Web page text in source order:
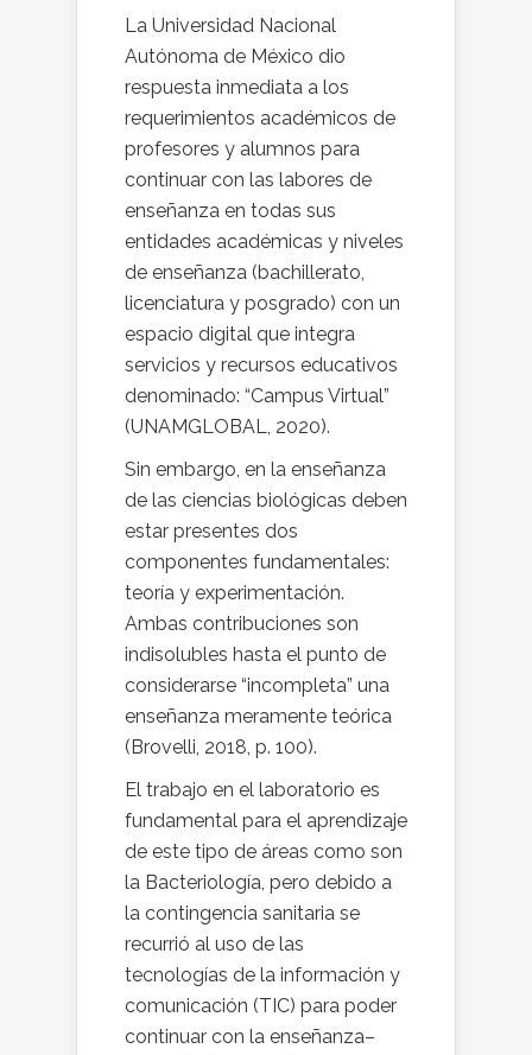
La Universidad Nacional
Autónoma de México dio
respuesta inmediata a los
requerimientos académicos de
profesores y alumnos para
continuar con las labores de
enseñanza en todas sus
entidades académicas y niveles
de enseñanza (bachillerato,
licenciatura y posgrado) con un
espacio digital que integra
servicios y recursos educativos
denominado: “Campus Virtual”
(UNAMGLOBAL, 2020).
Sin embargo, en la enseñanza
de las ciencias biológicas deben
estar presentes dos
componentes fundamentales:
teoría y experimentación.
Ambas contribuciones son
indisolubles hasta el punto de
considerarse “incompleta” una
enseñanza meramente teórica
(Brovelli, 2018, p. 100).
El trabajo en el laboratorio es
fundamental para el aprendizaje
de este tipo de áreas como son
la Bacteriología, pero debido a
la contingencia sanitaria se
recurrió al uso de las
tecnologías de la información y
comunicación (TIC) para poder
continuar con la enseñanza–